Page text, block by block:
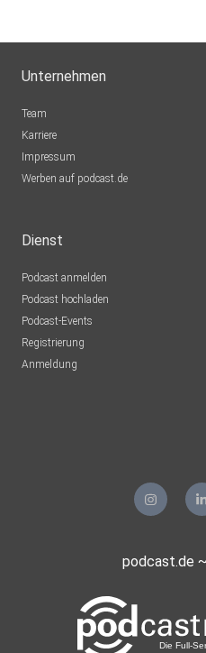
Unternehmen
Team
Karriere
Impressum
Werben auf podcast.de
Dienst
Podcast anmelden
Podcast hochladen
Podcast-Events
Registrierung
Anmeldung
podcast.de